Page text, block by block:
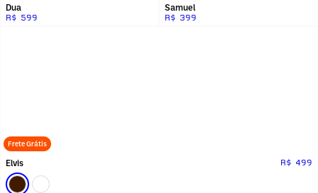
Dua
R$ 599
Frete Grátis
Elvis R$ 499
Samuel
R$ 399